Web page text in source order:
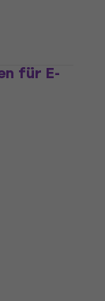
für E-